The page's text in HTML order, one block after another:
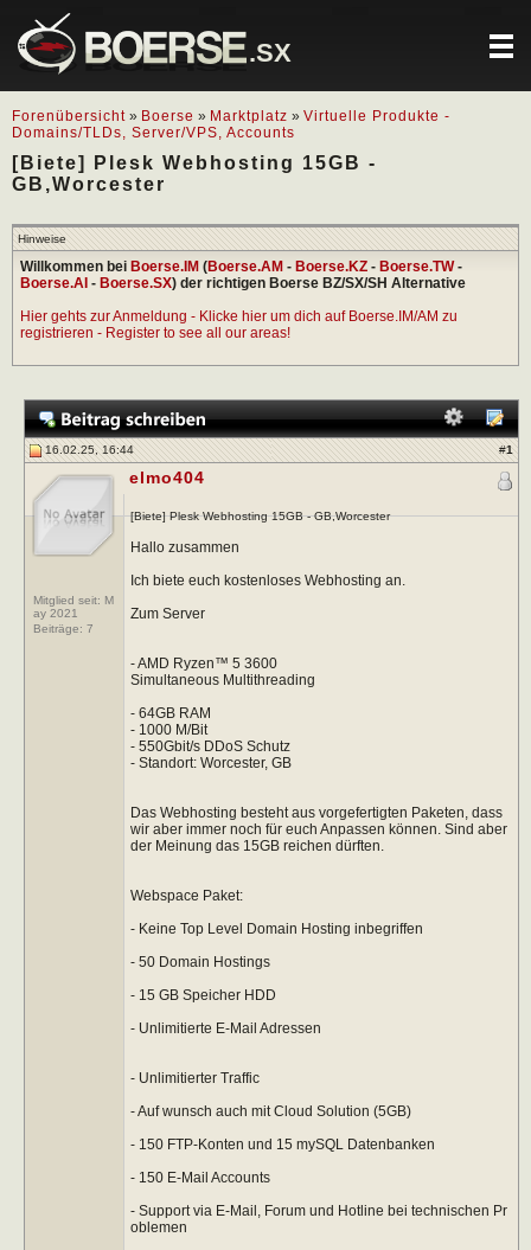
.SX
Forenübersicht » Boerse » Marktplatz » Virtuelle Produkte -
Domains/TLDs, Server/VPS, Accounts
[Biete] Plesk Webhosting 15GB -
GB,Worcester
Hinweise
Willkommen bei Boerse.IM (Boerse.AM - Boerse.KZ - Boerse.TW-
Boerse.AI - Boerse.SX) der richtigen Boerse BZ/SX/SH Alternative
Hier gehts zur Anmeldung - Klicke hier um dich auf Boerse.IM/AM zu
registrieren - Register to see all our areas!
16.02.25, 16:44 #1
Mitglied seit: M
ay 2021
Beiträge: 7
elmo404
[Biete] Plesk Webhosting 15GB - GB,Worcester
Hallo zusammen
Ich biete euch kostenloses Webhosting an.
Zum Server
- AMD Ryzen™ 5 3600
Simultaneous Multithreading
- 64GB RAM
- 1000 M/Bit
- 550Gbit/s DDoS Schutz
- Standort: Worcester, GB
Das Webhosting besteht aus vorgefertigten Paketen, dass
wir aber immer noch für euch Anpassen können. Sind aber
der Meinung das 15GB reichen dürften.
Webspace Paket:
- Keine Top Level Domain Hosting inbegriffen
- 50 Domain Hostings
- 15 GB Speicher HDD
- Unlimitierte E-Mail Adressen
- Unlimitierter Traffic
- Auf wunsch auch mit Cloud Solution (5GB)
- 150 FTP-Konten und 15 mySQL Datenbanken
- 150 E-Mail Accounts
- Support via E-Mail, Forum und Hotline bei technischen Pr
oblemen